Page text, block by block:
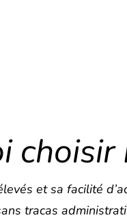
choisir
et sa facilité
tracas